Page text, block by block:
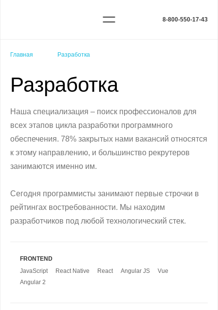
8-800-550-17-43
Главная Разработка
Разработка
Наша специализация – поиск профессионалов для
всех этапов цикла разработки программного
обеспечения. 78% закрытых нами вакансий относятся
к этому направлению, и большинство рекрутеров
занимаются именно им.
Сегодня программисты занимают первые строчки в
рейтингах востребованности. Мы находим
разработчиков под любой технологический стек.
FRONTEND
JavaScript
React Native React Angular JS
Vue
Angular 2